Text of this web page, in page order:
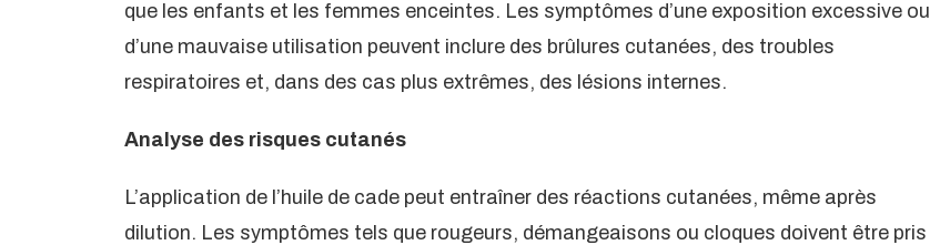
que les enfants et les femmes enceintes. Les symptômes d’une exposition excessive ou
d’une mauvaise utilisation peuvent inclure des brûlures cutanées, des troubles
respiratoires et, dans des cas plus extrêmes, des lésions internes.
Analyse des risques cutanés
L’application de l’huile de cade peut entraîner des réactions cutanées, même après
dilution. Les symptômes tels que rougeurs, démangeaisons ou cloques doivent être pris